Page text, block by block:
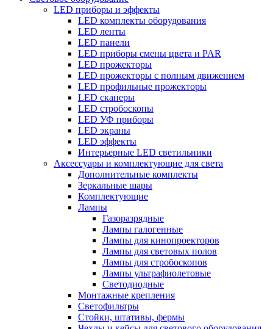
LED приборы и эффекты
LED комплекты оборудования
LED ленты
LED панели
LED приборы смены цвета и PAR
LED прожекторы
LED прожекторы с полным движением
LED профильные прожекторы
LED сканеры
LED стробоскопы
LED УФ приборы
LED экраны
LED эффекты
Интерьерные LED светильники
Аксессуары и комплектующие для света
Дополнительные комплекты
Зеркальные шары
Комплектующие
Лампы
Газоразрядные
Лампы галогенные
Лампы для кинопроекторов
Лампы для световых полов
Лампы для стробоскопов
Лампы ультрафиолетовые
Светодиодные
Монтажные крепления
Светофильтры
Стойки, штативы, фермы